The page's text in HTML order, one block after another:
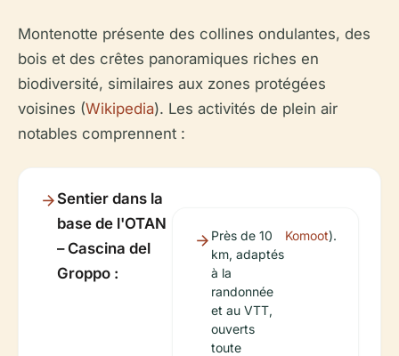
Montenotte présente des collines ondulantes, des
bois et des crêtes panoramiques riches en
biodiversité, similaires aux zones protégées
voisines (Wikipedia). Les activités de plein air
notables comprennent :
Sentier dans la
base de l'OTAN
– Cascina del
Groppo :
Près de 10
km, adaptés
à la
randonnée
et au VTT,
ouverts
toute
Komoot).